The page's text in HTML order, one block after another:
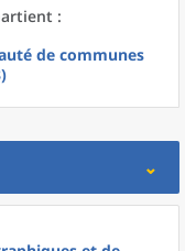
:
de communes